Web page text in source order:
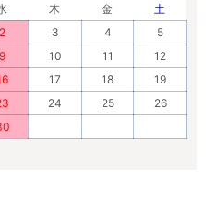
木 金
土
2 3 4
5
9 10 11
12
17 18
19
24 25
26